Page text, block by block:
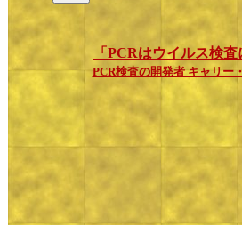
「PCRはウイルス検査
PCR検査の開発者 キャリー